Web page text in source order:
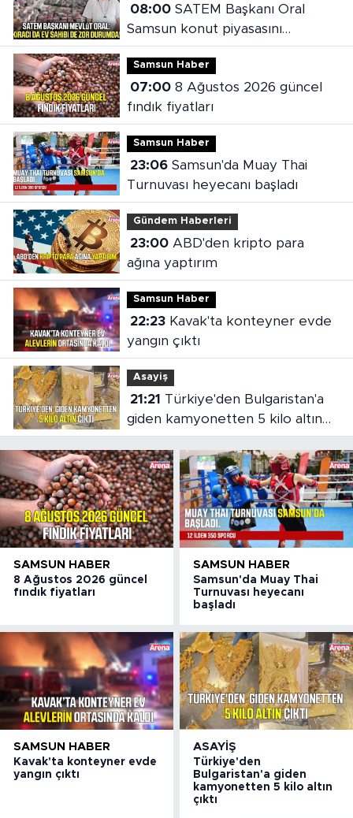
08:00SATEM Başkanı Oral
Samsun konut piyasasını
değerlendirdi
Samsun Haber
07:008 Ağustos 2026 güncel
fındık fiyatları
Samsun Haber
23:06Samsun'da Muay Thai
Turnuvası heyecanı başladı
Gündem Haberleri
23:00ABD'den kripto para
ağına yaptırım
Samsun Haber
22:23Kavak'ta konteyner evde
yangın çıktı
Asayiş
21:21
giden kamyonetten 5 kilo altın
çıktı
SAMSUN HABER
8 Ağustos 2026 güncel
fındık fiyatları
SAMSUN HABER
Samsun'da Muay Thai
Turnuvası heyecanı
başladı
SAMSUN HABER
Kavak'ta konteyner evde
yangın çıktı
ASAYIŞ
Türkiye'den
Bulgaristan'a giden
kamyonetten 5 kilo altın
çıktı